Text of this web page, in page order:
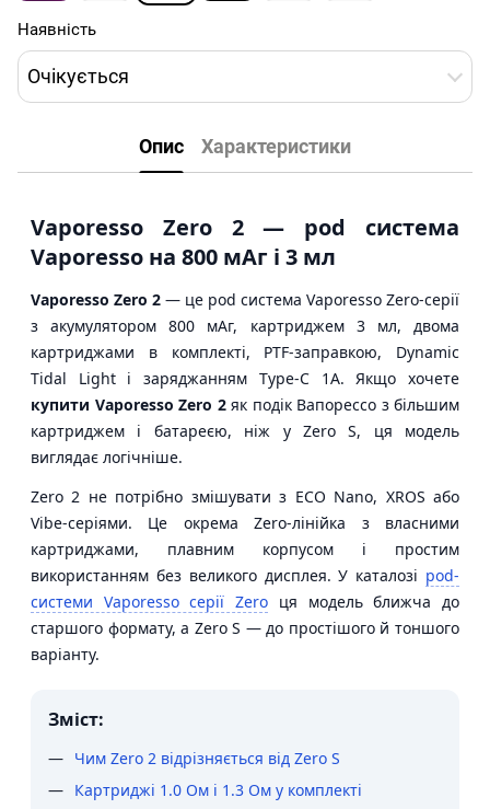
Наявність
Очікується
Опис Характеристики
Vaporesso Zero 2 — pod система
Vaporesso на 800 мАг і 3 мл
Vaporesso Zero 2 — це pod система Vaporesso Zero-серії
з акумулятором 800 мАг, картриджем 3 мл, двома
картриджами в комплекті, PTF-заправкою, Dynamic
Tidal Light і заряджанням Type-C 1A. Якщо хочете
купити Vaporesso Zero 2як подік Вапорессо з більшим
картриджем і батареєю, ніж у Zero S, ця модель
виглядає логічніше.
Zero 2 не потрібно змішувати з ECO Nano, XROS або
Vibe-серіями. Це окрема Zero-лінійка з власними
картриджами, плавним корпусом і простим
використанням без великого дисплея. У каталозі pod-
системи Vaporesso серії Zero ця модель ближча до
старшого формату, а Zero S — до простішого й тоншого
варіанту.
Зміст:
Чим Zero 2 відрізняється від Zero S
Картриджі 1.0 Ом і 1.3 Ом у комплекті